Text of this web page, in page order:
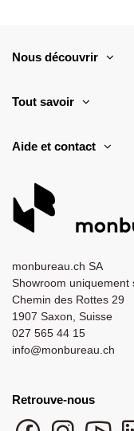
Nous découvrir
Tout savoir
Aide et contact
monbureau.ch SA
Showroom uniquement
Chemin des Rottes 29
1907 Saxon, Suisse
027 565 44 15
info@monbureau.ch
Retrouve-nous
Facebook